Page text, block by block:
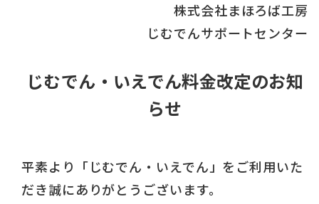
株式会社まほろば工房
じむでんサポートセンター
じむでん・いえでん料金改定のお知
らせ
平素より「じむでん・いえでん」をご利用いた
だき誠にありがとうございます。